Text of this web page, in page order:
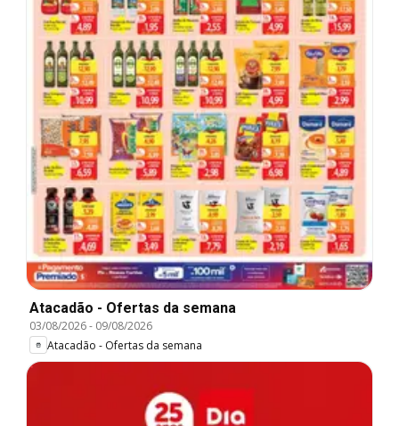
Atacadão - Ofertas da semana
03/08/2026- 09/08/2026
Atacadão - Ofertas da semana